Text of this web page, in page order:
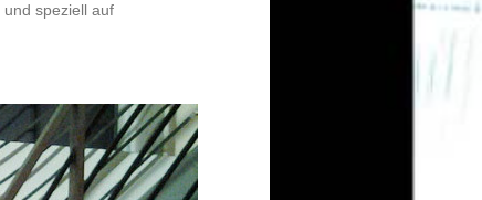
und speziell auf